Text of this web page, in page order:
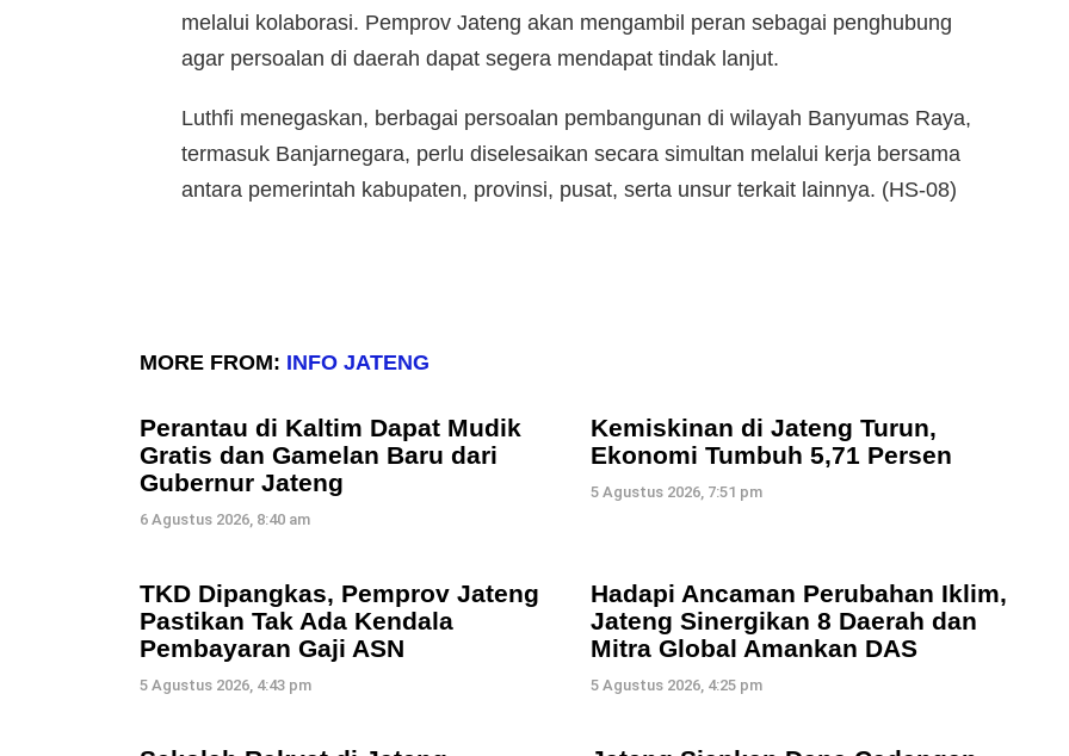
melalui kolaborasi. Pemprov Jateng akan mengambil peran sebagai penghubung
agar persoalan di daerah dapat segera mendapat tindak lanjut.
Luthfi menegaskan, berbagai persoalan pembangunan di wilayah Banyumas Raya,
termasuk Banjarnegara, perlu diselesaikan secara simultan melalui kerja bersama
antara pemerintah kabupaten, provinsi, pusat, serta unsur terkait lainnya. (HS-08)
MORE FROM: INFO JATENG
Perantau di Kaltim Dapat Mudik
Gratis dan Gamelan Baru dari
Gubernur Jateng
6 Agustus 2026, 8:40 am
Kemiskinan di Jateng Turun,
Ekonomi Tumbuh 5,71 Persen
5 Agustus 2026, 7:51 pm
TKD Dipangkas, Pemprov Jateng
Pastikan Tak Ada Kendala
Pembayaran Gaji ASN
5 Agustus 2026, 4:43 pm
Hadapi Ancaman Perubahan Iklim,
Jateng Sinergikan 8 Daerah dan
Mitra Global Amankan DAS
5 Agustus 2026, 4:25 pm